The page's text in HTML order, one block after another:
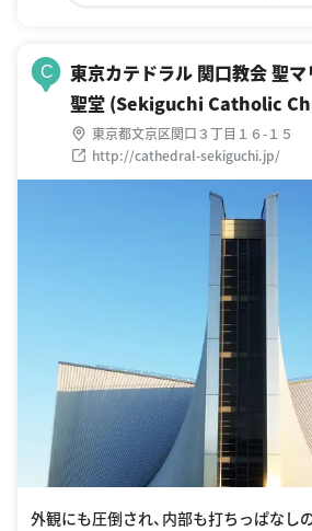
C
東京カテドラル 関口教会 聖
聖堂 (Sekiguchi Catholic
東京都文京区関口３丁目１６-１５
http://cathedral-sekiguchi.jp/
外観にも圧倒され、内部も打ちっぱなし